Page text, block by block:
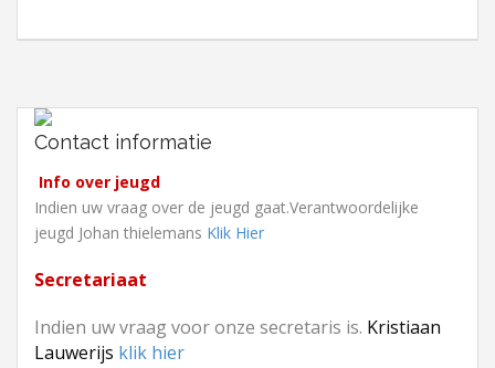
Contact informatie
Info over jeugd
Indien uw vraag over de jeugd gaat.Verantwoordelijke
jeugd Johan thielemans Klik Hier
Secretariaat
Indien uw vraag voor onze secretaris is. Kristiaan
Lauwerijs klik hier